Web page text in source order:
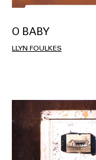
O BABY
LLYN FOULKES